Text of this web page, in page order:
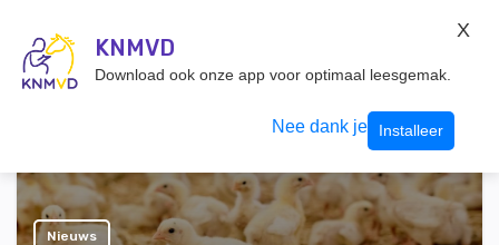
Inloggen
Nieuws
KNMVD
Download ook onze app voor optimaal leesgemak.
Nee dank je Installeer
X